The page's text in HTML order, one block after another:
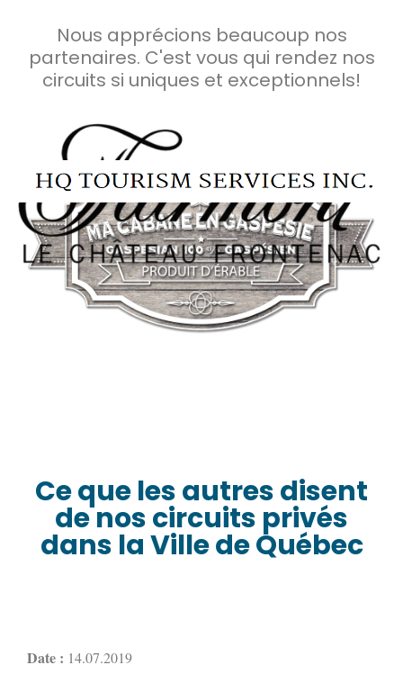
Nous apprécions beaucoup nos
partenaires. C'est vous qui rendez nos
circuits si uniques et exceptionnels!
Ce que les autres disent
de nos circuits privés
dans la Ville de Québec
Date : 14.07.2019